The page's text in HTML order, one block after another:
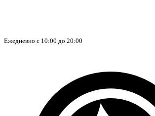
Ежедневно с 10:00 до 20:00